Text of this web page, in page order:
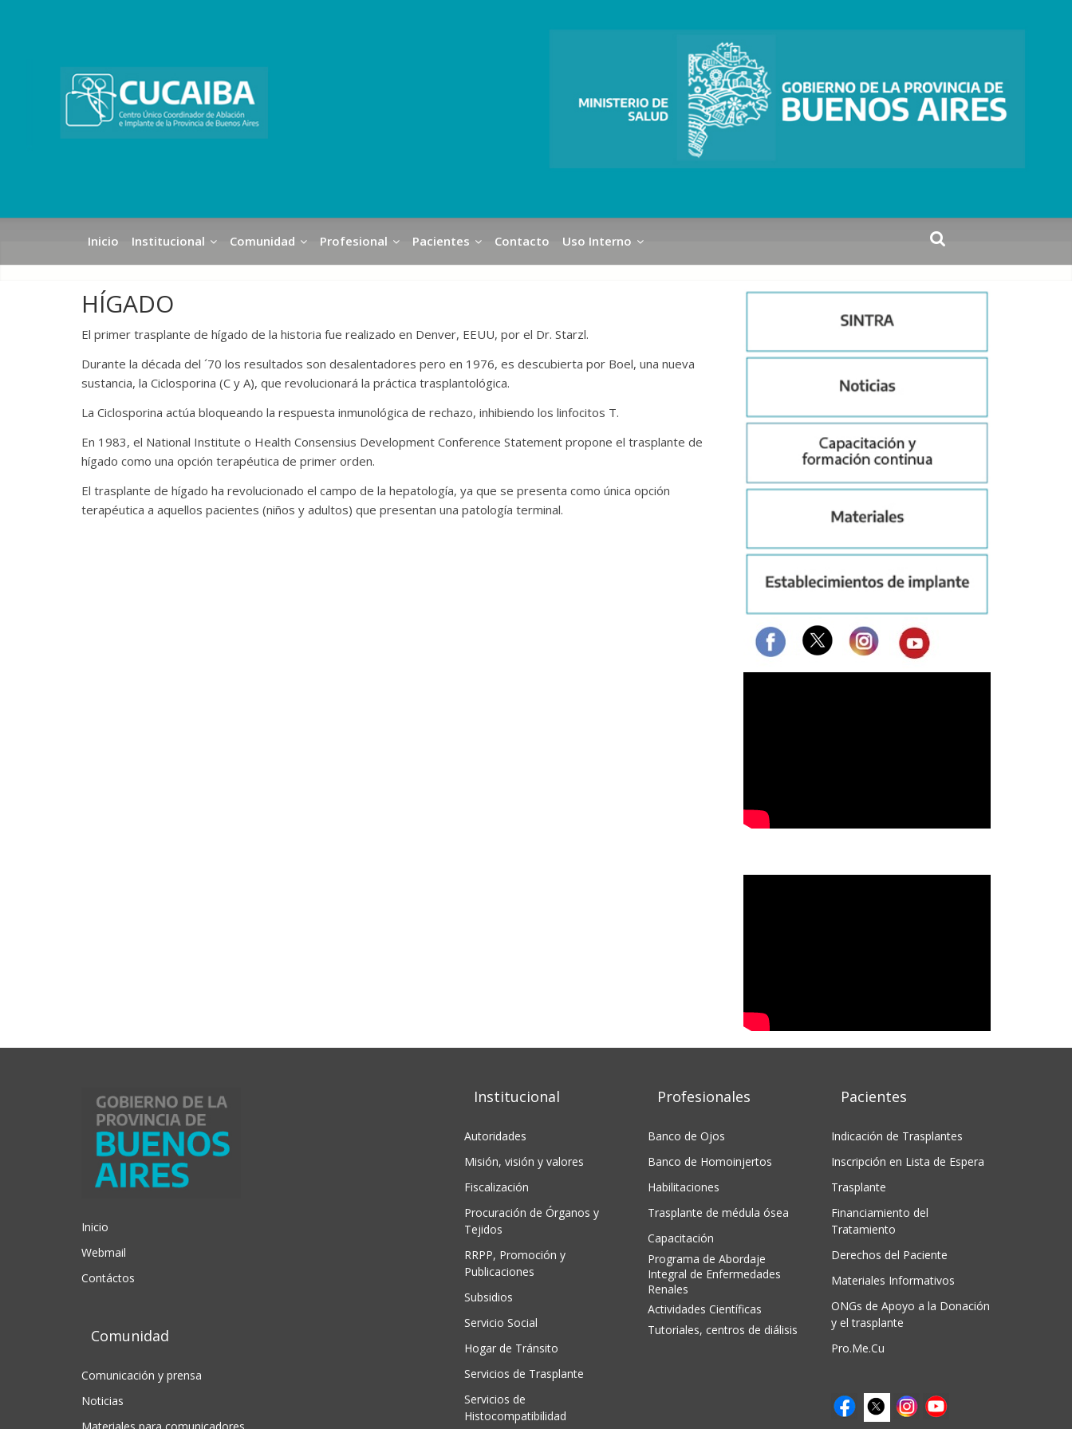
Inicio Institucional Comunidad Profesional Pacientes Contacto Uso Interno
HÍGADO
El primer trasplante de hígado de la historia fue realizado en Denver, EEUU, por el Dr. Starzl.
Durante la década del ´70 los resultados son desalentadores pero en 1976, es descubierta por Boel, una nueva
sustancia, la Ciclosporina (C y A), que revolucionará la práctica trasplantológica.
La Ciclosporina actúa bloqueando la respuesta inmunológica de rechazo, inhibiendo los linfocitos T.
En 1983, el National Institute o Health Consensius Development Conference Statement propone el trasplante de
hígado como una opción terapéutica de primer orden.
El trasplante de hígado ha revolucionado el campo de la hepatología, ya que se presenta como única opción
terapéutica a aquellos pacientes (niños y adultos) que presentan una patología terminal.
Inicio
Webmail
Contáctos
Comunidad
Comunicación y prensa
Noticias
Materiales para comunicadores
Institucional
Autoridades
Misión, visión y valores
Fiscalización
Procuración de Órganos y
Tejidos
RRPP, Promoción y
Publicaciones
Subsidios
Servicio Social
Hogar de Tránsito
Servicios de Trasplante
Servicios de
Histocompatibilidad
Profesionales
Banco de Ojos
Banco de Homoinjertos
Habilitaciones
Trasplante de médula ósea
Capacitación
Programa de Abordaje
Integral de Enfermedades
Renales
Actividades Científicas
Tutoriales, centros de diálisis
Pacientes
Indicación de Trasplantes
Inscripción en Lista de Espera
Trasplante
Financiamiento del
Tratamiento
Derechos del Paciente
Materiales Informativos
ONGs de Apoyo a la Donación
y el trasplante
Pro.Me.Cu